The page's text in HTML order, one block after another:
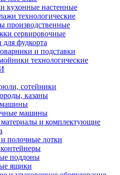
кухонные настенные
технологические
производственные
сервировочные
фудкорта
и подставки
технологические
сотейники
казаны
машины
машины
материалы и комплектующие
полочные лотки
поддоны
ящики